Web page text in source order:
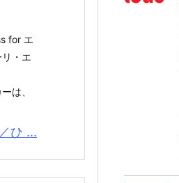
for エ
・エ
は、
ひ ...